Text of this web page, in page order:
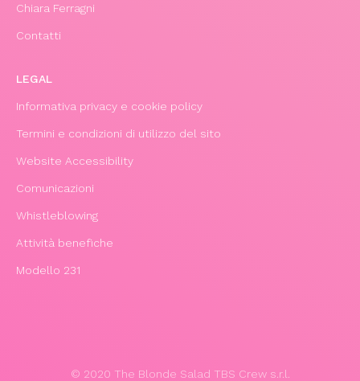
Chiara Ferragni
Contatti
LEGAL
Informativa privacy e cookie policy
Termini e condizioni di utilizzo del sito
Website Accessibility
Comunicazioni
Whistleblowing
Attività benefiche
Modello 231
© 2020 The Blonde Salad TBS Crew s.r.l.